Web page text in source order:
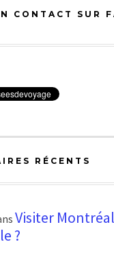
CONTACT SUR
RÉCENTS
Visiter
?